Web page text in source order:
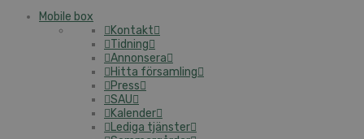
Mobile box
Kontakt
Tidning
Annonsera
Hitta församling
Press
SAU
Kalender
Lediga tjänster